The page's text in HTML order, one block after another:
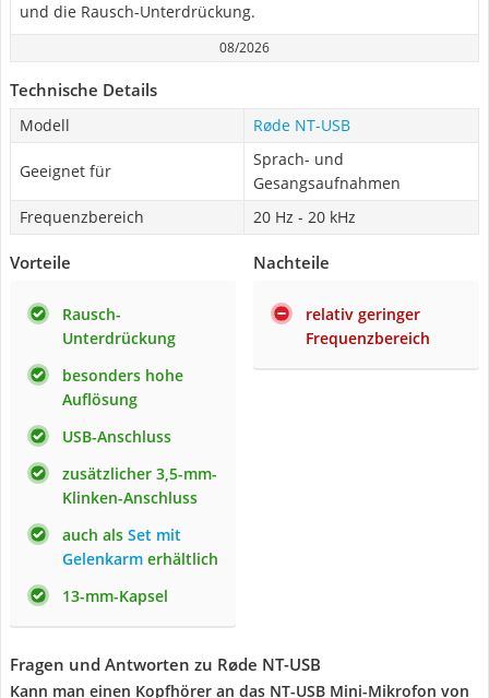
und die Rausch-Unterdrückung.
08/2026
Technische Details
Modell Røde NT-USB
Geeignet für
Sprach- und
Gesangsaufnahmen
Frequenzbereich
20 Hz - 20 kHz
Vorteile
Rausch-
Unterdrückung
besonders hohe
Auflösung
USB-Anschluss
zusätzlicher 3,5-mm-
Klinken-Anschluss
auch als Set mit
Gelenkarm erhältlich
13-mm-Kapsel
Nachteile
relativ geringer
Frequenzbereich
Fragen und Antworten zu Røde NT-USB
Kann man einen Kopfhörer an das NT-USB Mini-Mikrofon von